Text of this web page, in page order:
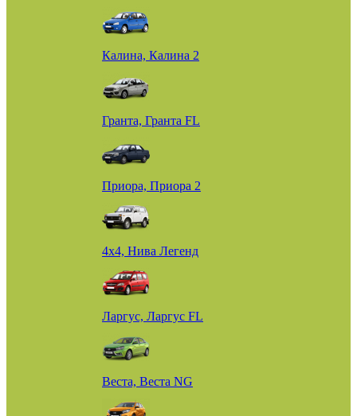
Калина, Калина 2
Гранта, Гранта FL
Приора, Приора 2
4х4, Нива Легенд
Ларгус, Ларгус FL
Веста, Веста NG